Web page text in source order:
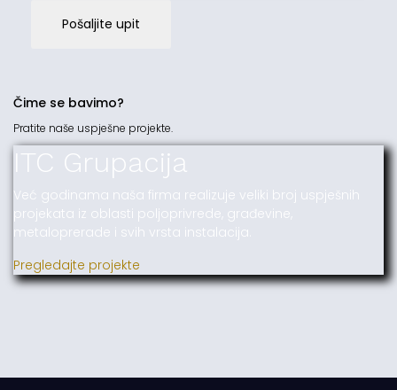
Pošaljite upit
Čime se bavimo?
Pratite naše uspješne projekte.
ITC Grupacija
Već godinama naša firma realizuje veliki broj uspješnih
projekata iz oblasti poljoprivrede, građevine,
metaloprerade i svih vrsta instalacija.
Pregledajte projekte